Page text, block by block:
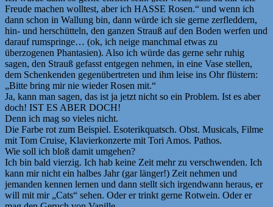
Freude machen wolltest, aber ich HASSE Rosen.“ und wenn ich
dann schon in Wallung bin, dann würde ich sie gerne zerfleddern,
hin- und herschütteln, den ganzen Strauß auf den Boden werfen und
darauf rumspringe… (ok, ich neige manchmal etwas zu
überzogenen Phantasien). Also ich würde das gerne sehr ruhig
sagen, den Strauß gefasst entgegen nehmen, in eine Vase stellen,
dem Schenkenden gegenübertreten und ihm leise ins Ohr flüstern:
„Bitte bring mir nie wieder Rosen mit.“
Ja, kann man sagen, das ist ja jetzt nicht so ein Problem. Ist es aber
doch! IST ES ABER DOCH!
Denn ich mag so vieles nicht.
Die Farbe rot zum Beispiel. Esoterikquatsch. Obst. Musicals, Filme
mit Tom Cruise, Klavierkonzerte mit Tori Amos. Pathos.
Wie soll ich bloß damit umgehen?
Ich bin bald vierzig. Ich hab keine Zeit mehr zu verschwenden. Ich
kann mir nicht ein halbes Jahr (gar länger!) Zeit nehmen und
jemanden kennen lernen und dann stellt sich irgendwann heraus, er
will mit mir „Cats“ sehen. Oder er trinkt gerne Rotwein. Oder er